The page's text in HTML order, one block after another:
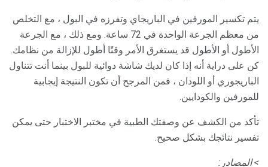
يتم تكسير المورفين في الباريجاي وتفرزه في البول ، مع التخلص
من معظم الجرعة الواحدة في 72 ساعة. ومع ذلك ، مع الجرعة
الأطول أو الأطول قد يستغرق الأمر وقتًا أطول للإزالة من نظامك.
كن على دراية أنه إذا كان لديك شاشة دوائية للبول بينما أنت تتناول
الباريجوري أو اللودان ، فمن المرجح أن تكون النتيجة إيجابية
للمورفين والكودايين.
تأكد من الكشف عن وصفتك الطبية في مختبر الاختبار حتى يمكن
تفسير نتائجك بشكل صحيح.
> المصادر: